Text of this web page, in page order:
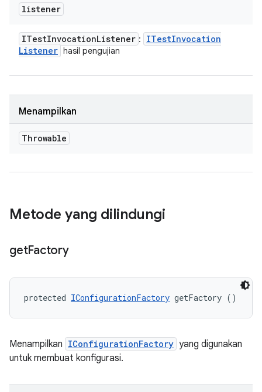
listener
ITestInvocationListener : ITestInvocation
Listener hasil pengujian
Menampilkan
Throwable
Metode yang dilindungi
getFactory
protected IConfigurationFactory getFactory ()
Menampilkan IConfigurationFactory yang digunakan
untuk membuat konfigurasi.